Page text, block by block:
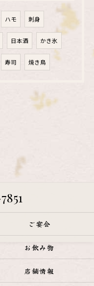
ハモ 刺身
日本酒 かき氷
寿司 焼き鳥
ご宴会
お飲み物
店舗情報